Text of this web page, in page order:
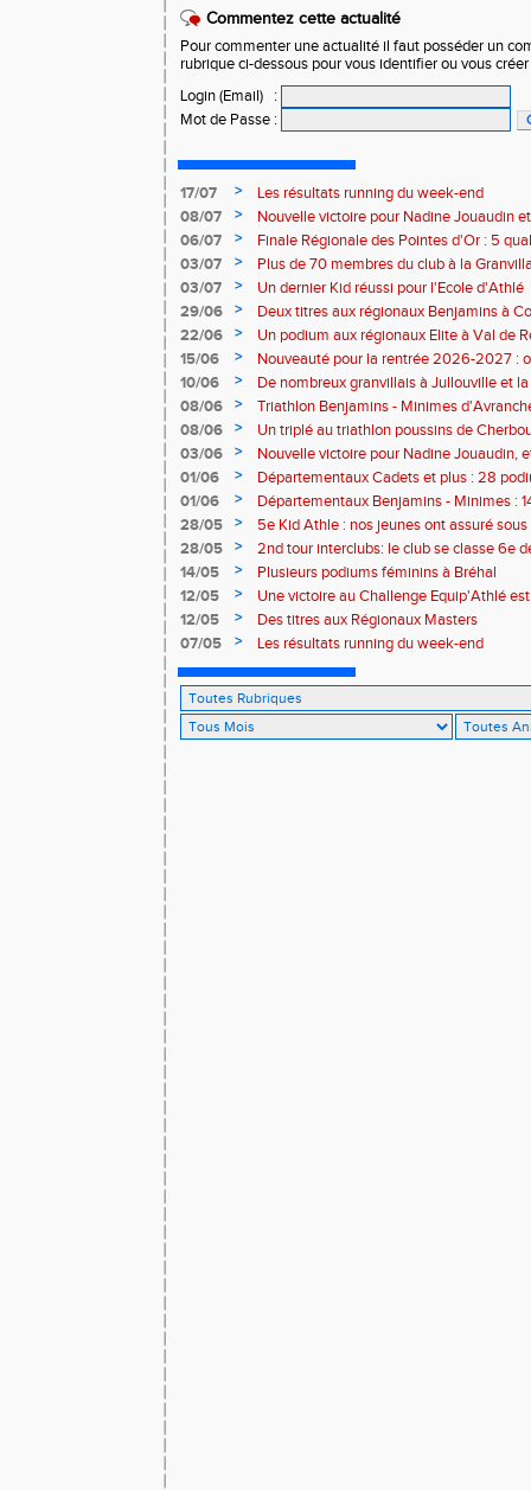
Commentez cette actualité
Pour commenter une actualité il faut posséder un
rubrique ci-dessous pour vous identifier ou vous
Login (Email)
:
Mot de Passe :
17/07 >
Les résultats running du week-end
08/07
>
Nouvelle victoire pour Nadine Jouaudin
06/07
>
Finale Régionale des Pointes d'Or : 5
03/07
>
Plus de 70 membres du club à la
03/07
>
Un dernier Kid réussi pour l'Ecole d'Athlé
29/06
>
Deux titres aux régionaux Benjamins à
22/06
>
Un podium aux régionaux Elite à Val de
15/06
>
Nouveauté pour la rentrée 2026-2027 :
Baby Athlé
10/06 >
De nombreux granvillais à Jullouville et
Jouaudin et Marius Delchard
08/06 >
Triathlon Benjamins - Minimes
victoire
08/06 >
Un triplé au triathlon poussins de
03/06
>
Nouvelle victoire pour Nadine Jouaudin,
granvillais à Saint-Loup
01/06 >
Départementaux Cadets et plus : 28
01/06
>
Départementaux Benjamins - Minimes :
28/05
>
5e Kid Athle : nos jeunes ont assuré
28/05
>
2nd tour interclubs: le club se classe 6e
14/05
>
Plusieurs podiums féminins à Bréhal
12/05
>
Une victoire au Challenge Equip'Athlé
12/05
>
Des titres aux Régionaux Masters
07/05
> Les résultats running du week-end